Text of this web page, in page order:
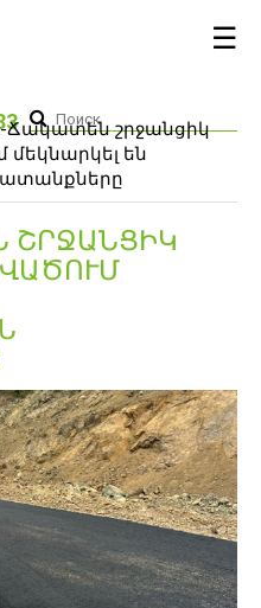
☰
շրջանցիկ
են
ՇՐՋԱՆՑԻԿ